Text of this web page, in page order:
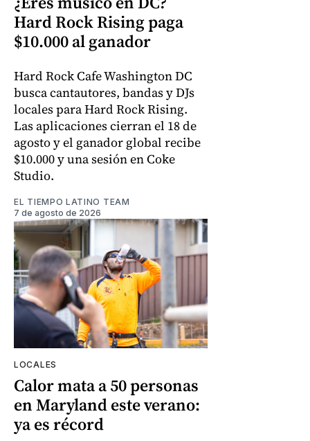
Hard Rock Rising paga
$10.000 al ganador
Hard Rock Cafe Washington DC
busca cantautores, bandas y DJs
locales para Hard Rock Rising.
Las aplicaciones cierran el 18 de
agosto y el ganador global recibe
$10.000 y una sesión en Coke
Studio.
EL TIEMPO LATINO TEAM
7 de agosto de 2026
LOCALES
Calor mata a 50 personas
en Maryland este verano:
ya es récord